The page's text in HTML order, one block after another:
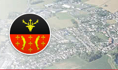
contenu
principal